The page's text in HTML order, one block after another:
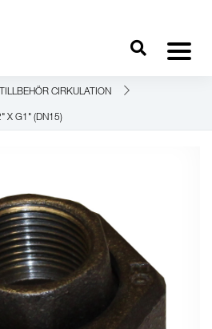
TILLBEHÖR CIRKULATION
X G1" (DN15)